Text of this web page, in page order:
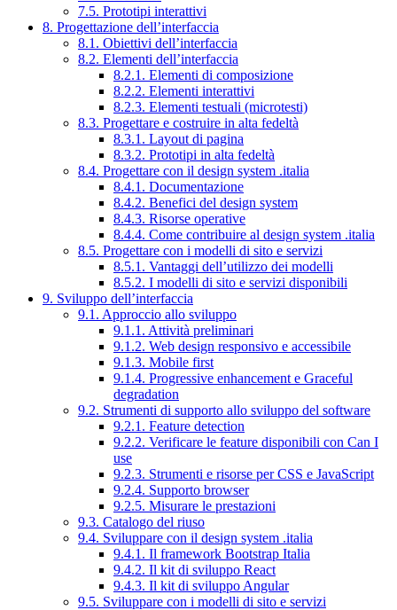
7.5. Prototipi interattivi
8. Progettazione dell’interfaccia
8.1. Obiettivi dell’interfaccia
8.2. Elementi dell’interfaccia
8.2.1. Elementi di composizione
8.2.2. Elementi interattivi
8.2.3. Elementi testuali (microtesti)
8.3. Progettare e costruire in alta fedeltà
8.3.1. Layout di pagina
8.3.2. Prototipi in alta fedeltà
8.4. Progettare con il design system .italia
8.4.1. Documentazione
8.4.2. Benefici del design system
8.4.3. Risorse operative
8.4.4. Come contribuire al design system .italia
8.5. Progettare con i modelli di sito e servizi
8.5.1. Vantaggi dell’utilizzo dei modelli
8.5.2. I modelli di sito e servizi disponibili
9. Sviluppo dell’interfaccia
9.1. Approccio allo sviluppo
9.1.1. Attività preliminari
9.1.2. Web design responsivo e accessibile
9.1.3. Mobile first
9.1.4. Progressive enhancement e Graceful
degradation
9.2. Strumenti di supporto allo sviluppo del software
9.2.1. Feature detection
9.2.2. Verificare le feature disponibili con Can I
use
9.2.3. Strumenti e risorse per CSS e JavaScript
9.2.4. Supporto browser
9.2.5. Misurare le prestazioni
9.3. Catalogo del riuso
9.4. Sviluppare con il design system .italia
9.4.1. Il framework Bootstrap Italia
9.4.2. Il kit di sviluppo React
9.4.3. Il kit di sviluppo Angular
9.5. Sviluppare con i modelli di sito e servizi